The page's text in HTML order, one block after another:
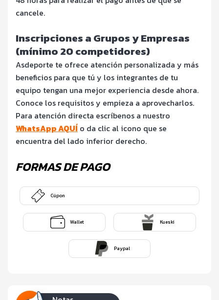
cancele.
Inscripciones a Grupos y Empresas
(mínimo 20 competidores)
Asdeporte te ofrece atención personalizada y más
beneficios para que tú y los integrantes de tu
equipo tengan una mejor experiencia desde ahora.
Conoce los requisitos y empieza a aprovecharlos.
Para atención directa escríbenos a nuestro
WhatsApp AQUÍ o da clic al icono que se
encuentra del lado inferior derecho.
FORMAS DE PAGO
Cúpon
Wallet Kueski
Paypal